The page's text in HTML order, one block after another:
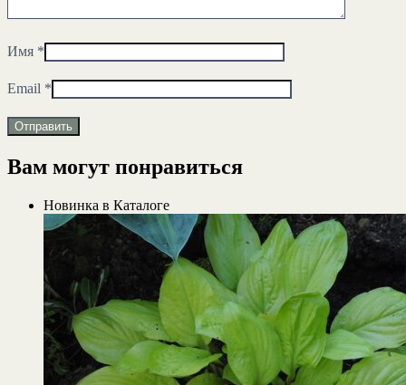
Имя *
Email *
Вам могут понравиться
Новинка в Каталоге